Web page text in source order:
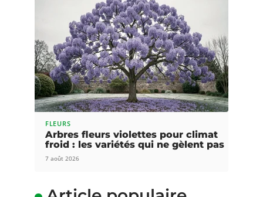
FLEURS
Arbres fleurs violettes pour climat
froid : les variétés qui ne gèlent pas
7 août 2026